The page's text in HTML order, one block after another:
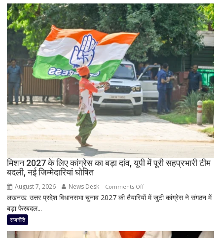
ज्यादा
फायदा,
जानिए
नई
ब्याज
दरें
को
बड़ा
झटका,
प्रदेश
अध्यक्ष
डॉ.
रामाशीष
राय
ने
RLD
से
दिया
इस्तीफा
मिशन 2027 के लिए कांग्रेस का बड़ा दांव, यूपी में पूरी सहप्रभारी टीम
बदली, नई जिम्मेदारियां घोषित
August 7, 2026 News Desk Comments Offon
मिशन
लिए
लखनऊ: उत्तर प्रदेश विधानसभा चुनाव 2027 की तैयारियों में जुटी कांग्रेस ने संगठन में
बड़ा फेरबदल...
राजनीति